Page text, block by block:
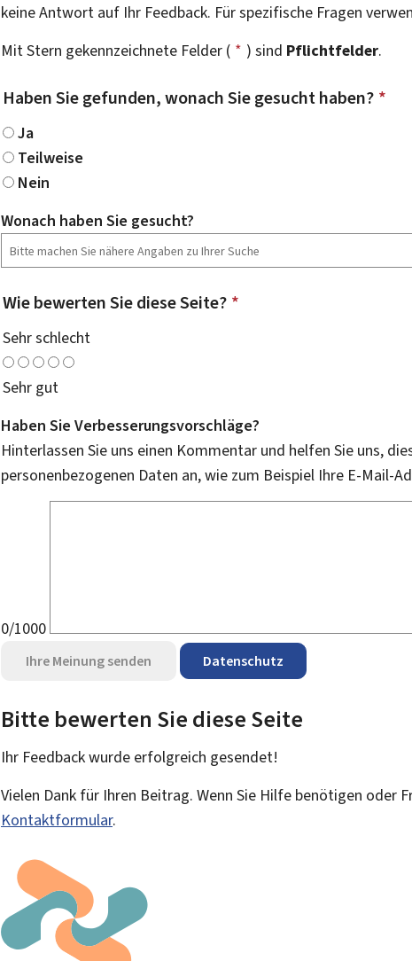
keine Antwort auf Ihr Feedback. Für spezifische Fragen
Mit Stern gekennzeichnete Felder ( * ) sind Pflichtfelder.
Haben Sie gefunden, wonach Sie gesucht haben? *
Ja
Teilweise
Nein
Wonach haben Sie gesucht?
Wie bewerten Sie diese Seite? *
Sehr schlecht
Sehr gut
Haben Sie Verbesserungsvorschläge?
Hinterlassen Sie uns einen Kommentar und helfen Sie uns,
personenbezogenen Daten an, wie zum Beispiel Ihre E-Mail-
0/1000
Ihre Meinung senden Datenschutz
Bitte bewerten Sie diese Seite
Ihr Feedback wurde erfolgreich gesendet!
Vielen Dank für Ihren Beitrag. Wenn Sie Hilfe benötigen oder
Kontaktformular.